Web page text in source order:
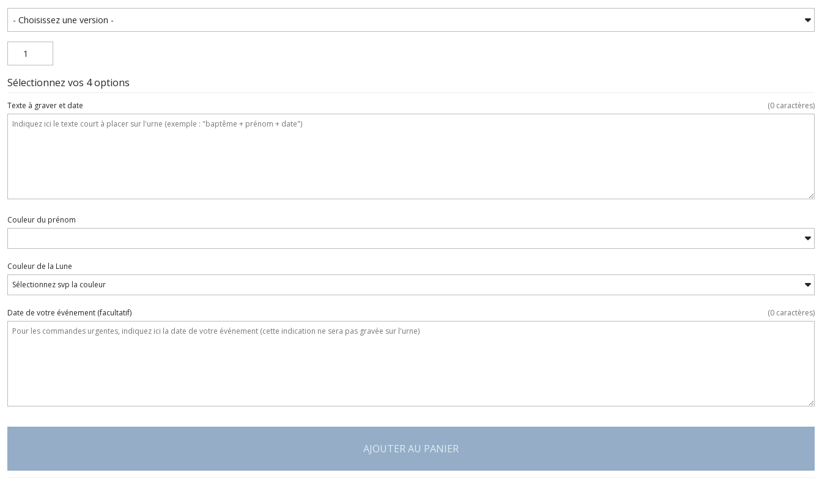
Sélectionnez vos 4 options
Texte à graver et date (0 caractères)
Couleur du prénom
Couleur de la Lune
Date de votre événement (facultatif) (0 caractères)
AJOUTER AU PANIER